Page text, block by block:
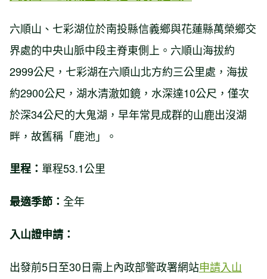
六順山、七彩湖位於南投縣信義鄉與花蓮縣萬榮鄉交
界處的中央山脈中段主脊東側上。六順山海拔約
2999公尺，七彩湖在六順山北方約三公里處，海拔
約2900公尺，湖水清澈如鏡，水深達10公尺，僅次
於深34公尺的大鬼湖，早年常見成群的山鹿出沒湖
畔，故舊稱「鹿池」。
里程： 單程53.1公里
最適季節： 全年
入山證申請：
出發前5日至30日需上內政部警政署網站申請入山